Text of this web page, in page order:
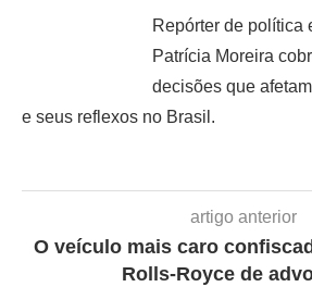
Repórter de política
Patrícia Moreira
decisões que
e seus reflexos no Brasil.
artigo anterior
O veículo mais caro
Rolls-Royce de